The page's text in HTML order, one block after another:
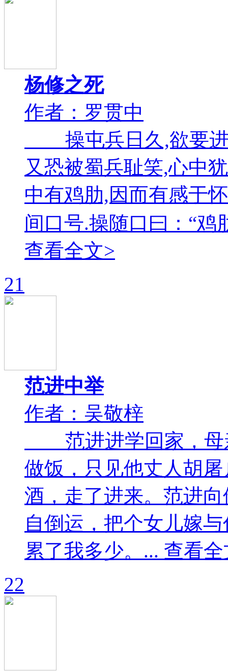
杨修之死
作者：罗贯中
操屯兵日久,欲要进
又恐被蜀兵耻笑,心中
中有鸡肋,因而有感于
间口号.操随口曰：“
查看全文>
21
范进中举
作者：吴敬梓
范进进学回家，母
做饭，只见他丈人胡
酒，走了进来。范进
自倒运，把个女儿嫁
累了我多少。... 查看
22